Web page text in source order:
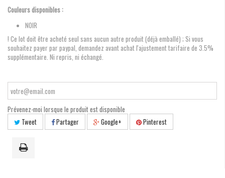
Couleurs disponibles :
NOIR
! Ce lot doit être acheté seul sans aucun autre produit (déjà emballé) ; Si vous
souhaitez payer par paypal, demandez avant achat l'ajustement tarifaire de 3.5%
supplémentaire. Ni repris, ni échangé.
Prévenez-moi lorsque le produit est disponible
Tweet
Partager Google+ Pinterest